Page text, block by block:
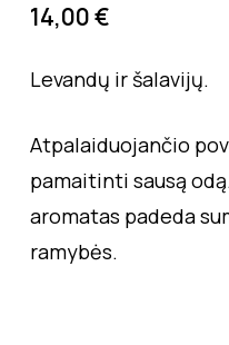
14,00€
Levandų ir šalavijų.
Atpalaiduojančio
pamaitinti sausą
aromatas padeda
ramybės.